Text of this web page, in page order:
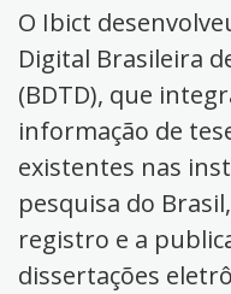
O Ibict
Digital Brasileira
(BDTD), que
informação de
existentes nas
pesquisa do
registro e a
dissertações